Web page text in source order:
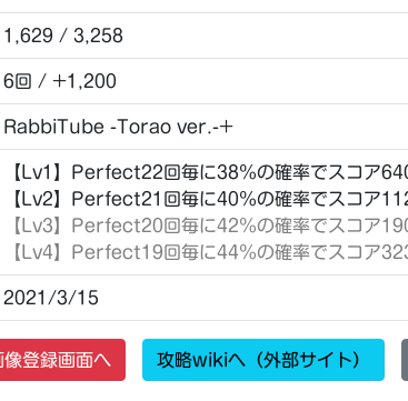
1,629 / 3,258
6回 / +1,200
RabbiTube -Torao ver.-+
【Lv1】Perfect22回毎に38％の確率でスコア
【Lv2】Perfect21回毎に40％の確率でスコア
【Lv3】Perfect20回毎に42％の確率でスコア
【Lv4】Perfect19回毎に44％の確率でスコア
2021/3/15
像登録画面へ 攻略wikiへ（外部サイト）